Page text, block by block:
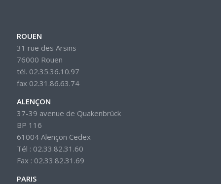
ROUEN
31 rue des Arsins
76000 Rouen
tél. 02.35.36.10.97
fax 02.31.86.63.74
ALENÇON
37-39 avenue de Quakenbrück
BP 116
61004 Alençon Cedex
Tél : 02.33.82.31.60
Fax : 02.33.82.31.69
PARIS